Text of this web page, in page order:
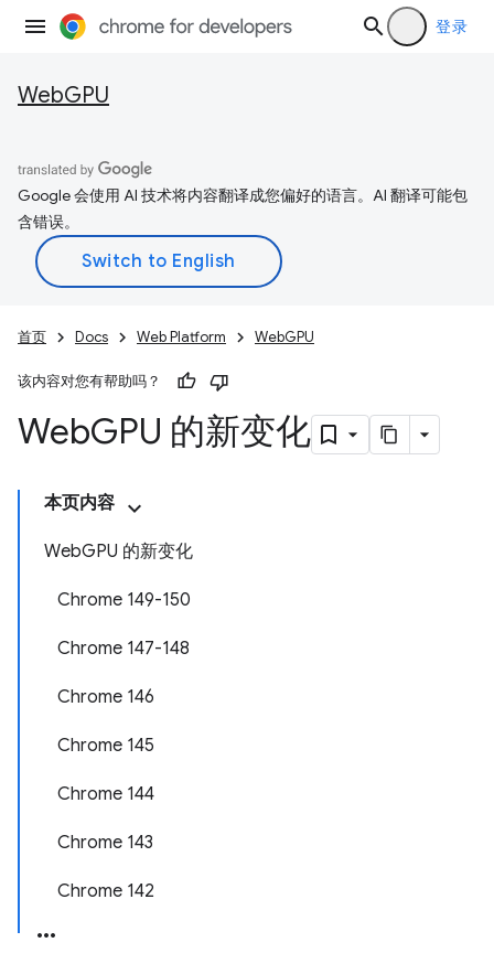
登录
WebGPU
Google 会使用 AI 技术将内容翻译成您偏好的语言。AI 翻译可能包
含错误。
首页 Docs Web Platform WebGPU
该内容对您有帮助吗？
WebGPU 的新变化
本页内容
WebGPU 的新变化
Chrome 149-150
Chrome 147-148
Chrome 146
Chrome 145
Chrome 144
Chrome 143
Chrome 142